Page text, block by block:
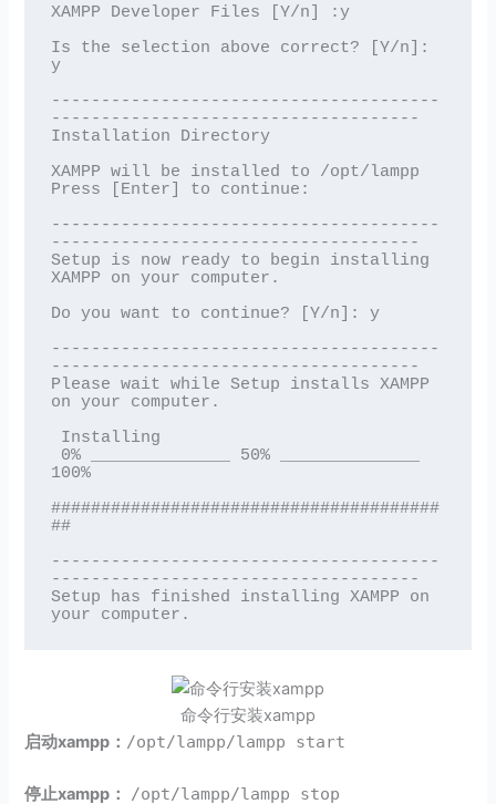
XAMPP Developer Files [Y/n] :y
Is the selection above correct? [Y/n]:
y
---------------------------------------
-------------------------------------
Installation Directory
XAMPP will be installed to /opt/lampp
Press [Enter] to continue:
---------------------------------------
-------------------------------------
Setup is now ready to begin installing
XAMPP on your computer.
Do you want to continue? [Y/n]: y
---------------------------------------
-------------------------------------
Please wait while Setup installs XAMPP
on your computer.
100%
#######################################
##
---------------------------------------
-------------------------------------
Setup has finished installing XAMPP on
命令行安装xampp
启动xampp： /opt/lampp/lampp start
停止xampp： /opt/lampp/lampp stop